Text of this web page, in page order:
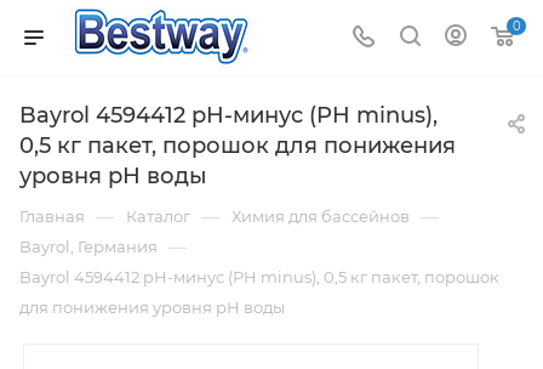
0
Bayrol 4594412 pH-минус (PH minus),
0,5 кг пакет, порошок для понижения
уровня рН воды
Главная — Каталог — Химия для бассейнов —
Bayrol, Германия —
Bayrol 4594412 pH-минус (PH minus), 0,5 кг пакет, порошок
для понижения уровня рН воды